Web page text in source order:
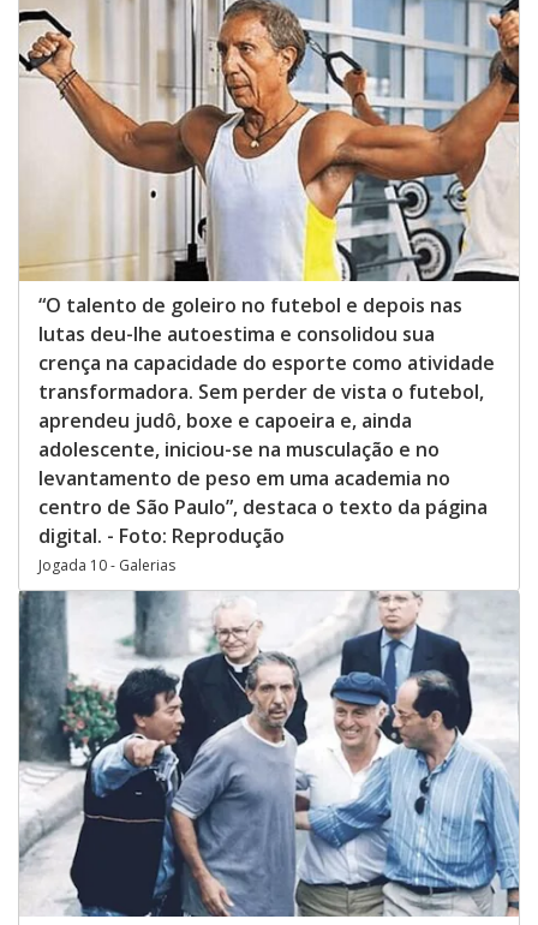
“O talento de goleiro no futebol e depois nas
lutas deu-lhe autoestima e consolidou sua
crença na capacidade do esporte como atividade
transformadora. Sem perder de vista o futebol,
aprendeu judô, boxe e capoeira e, ainda
adolescente, iniciou-se na musculação e no
levantamento de peso em uma academia no
centro de São Paulo”, destaca o texto da página
digital. - Foto: Reprodução
Jogada 10 - Galerias